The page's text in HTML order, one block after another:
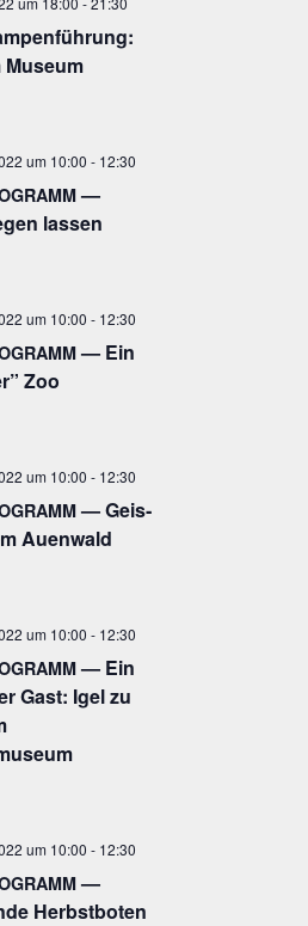
—
lassen
um 10:00 - 12:30
— Ein
Zoo
um 10:00 - 12:30
— Geis­
Auenwald
um 10:00 - 12:30
— Ein
Gast: Igel zu
um 10:00 - 12:30
—
Herbstboten
um 10:00 - 12:30